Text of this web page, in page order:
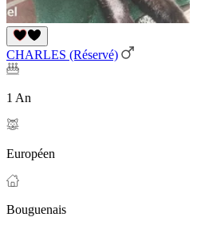
CHARLES (Réservé)
1 An
Européen
Bouguenais